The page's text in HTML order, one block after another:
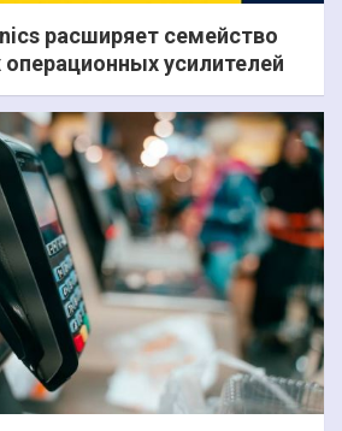
расширяет семейство
усилителей